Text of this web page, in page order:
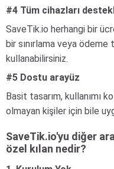
#4 Tüm cihazları
SaveTik.io herhangi bir
bir sınırlama veya
kullanabilirsiniz.
#5 Dostu arayüz
Basit tasarım, kullanımı
olmayan kişiler için bile
SaveTik.io'yu diğer
özel kılan nedir?